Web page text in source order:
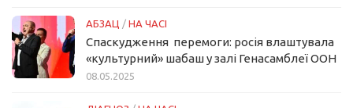
АБЗАЦ / НА ЧАСІ
Спаскудження перемоги: росія влаштувала
«культурний» шабаш у залі Генасамблеї ООН
08.05.2025